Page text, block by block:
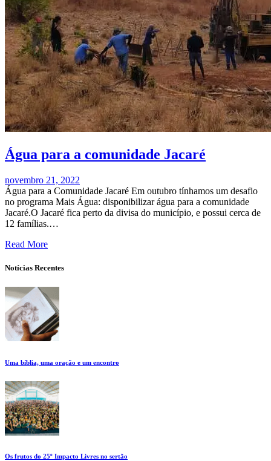
Água para a comunidade Jacaré
novembro 21, 2022
Água para a Comunidade Jacaré Em outubro tínhamos um desafio
no programa Mais Água: disponibilizar água para a comunidade
Jacaré.O Jacaré fica perto da divisa do município, e possui cerca de
12 famílias.…
Read More
Notícias Recentes
Uma bíblia, uma oração e um encontro
Os frutos do 25º Impacto Livres no sertão